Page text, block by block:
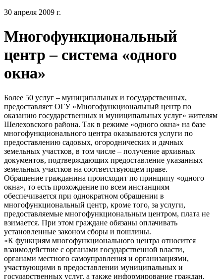
30 апреля 2009 г.
Многофункциональный
центр – система «одного
окна»
Более 50 услуг – муниципальных и государственных,
предоставляет ОГУ «Многофункциональный центр по
оказанию государственных и муниципальных услуг» жителям
Шелеховского района. Так в режиме «одного окна» на базе
многофункционального центра оказываются услуги по
предоставлению садовых, огороднических и дачных
земельных участков, в том числе – получение архивных
документов, подтверждающих предоставление указанных
земельных участков на соответствующем праве.
Обращение гражданина происходит по принципу «одного
окна», то есть прохождение по всем инстанциям
обеспечивается при однократном обращении в
многофункциональный центр, кроме того, за услуги,
предоставляемые многофункциональным центром, плата не
взимается. При этом граждане обязаны оплачивать
установленные законом сборы и пошлины.
«К функциям многофункционального центра относится
взаимодействие с органами государственной власти,
органами местного самоуправления и организациями,
участвующими в предоставлении муниципальных и
государственных услуг, а также информирование граждан,